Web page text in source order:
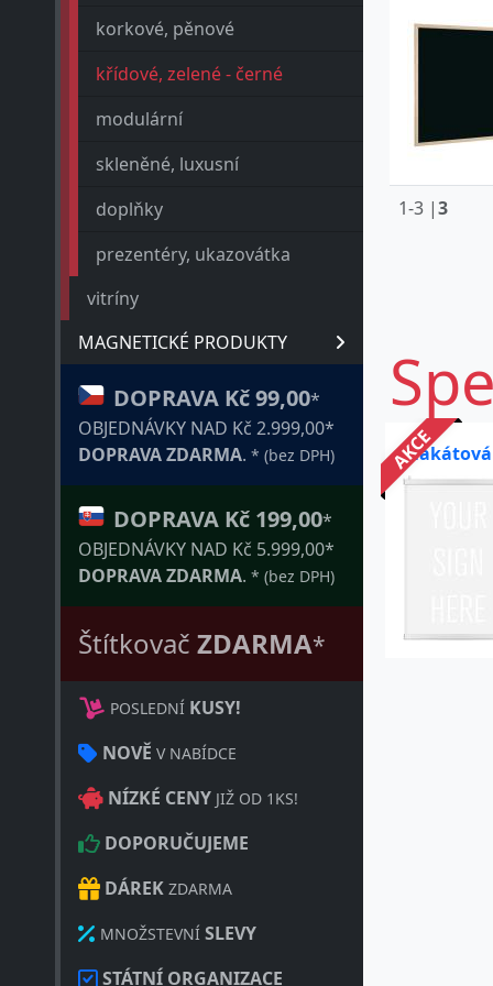
korkové, pěnové
křídové, zelené - černé
modulární
skleněné, luxusní
doplňky
prezentéry, ukazovátka
vitríny
MAGNETICKÉ PRODUKTY
DOPRAVA Kč 99,00*
OBJEDNÁVKY NAD Kč 2.999,00*
DOPRAVA ZDARMA. * (bez DPH)
DOPRAVA Kč 199,00*
OBJEDNÁVKY NAD Kč 5.999,00*
DOPRAVA ZDARMA. * (bez DPH)
Štítkovač ZDARMA*
POSLEDNÍ KUSY!
NOVĚ V NABÍDCE
NÍZKÉ CENY JIŽ OD 1KS!
DOPORUČUJEME
DÁREK ZDARMA
MNOŽSTEVNÍ SLEVY
STÁTNÍ ORGANIZACE
1-3 |3
AKCE